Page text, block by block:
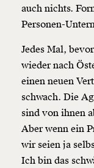
auch nichts.
Personen-
Jedes Mal,
wieder nach
einen neuen
schwach. Die
sind von ihnen
Aber wenn ein
wir seien ja
Ich bin das